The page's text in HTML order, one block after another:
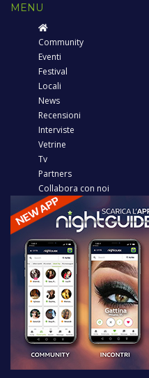
MENU
Community
Eventi
Festival
Locali
News
Recensioni
Interviste
Vetrine
Tv
Partners
Collabora con noi